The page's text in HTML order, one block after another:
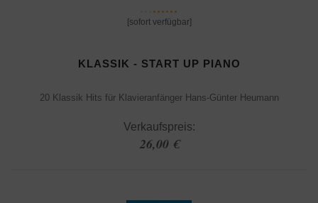
[sofort verfügbar]
KLASSIK - START UP PIANO
20 Klassik Hits für Klavieranfänger Hans-Günter Heumann
Verkaufspreis:
26,00 €